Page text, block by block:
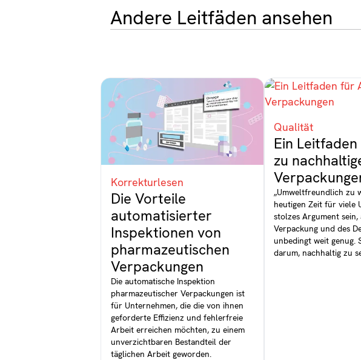
Andere Leitfäden ansehen
Korrekturlesen
Die Vorteile
automatisierter
Inspektionen von
pharmazeutischen
Verpackungen
Die automatische Inspektion
pharmazeutischer Verpackungen ist
für Unternehmen, die die von ihnen
geforderte Effizienz und fehlerfreie
Arbeit erreichen möchten, zu einem
unverzichtbaren Bestandteil der
täglichen Arbeit geworden.
Qualität
Ein
zu
„Umweltfreundlich zu
heutigen Zeit für viele
stolzes Argument
Verpackung und des
unbedingt weit genug.
darum, nachhaltig zu